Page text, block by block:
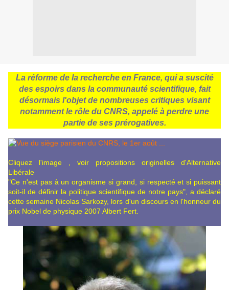
La réforme de la recherche en France, qui a suscité
des espoirs dans la communauté scientifique, fait
désormais l'objet de nombreuses critiques visant
notamment le rôle du CNRS, appelé à perdre une
partie de ses prérogatives.
Cliquez l'image , voir propositions originelles d'Alternative
Libérale
"Ce n'est pas à un organisme si grand, si respecté et si puissant
soit-il de définir la politique scientifique de notre pays", a déclaré
cette semaine Nicolas Sarkozy, lors d'un discours en l'honneur du
prix Nobel de physique 2007 Albert Fert.